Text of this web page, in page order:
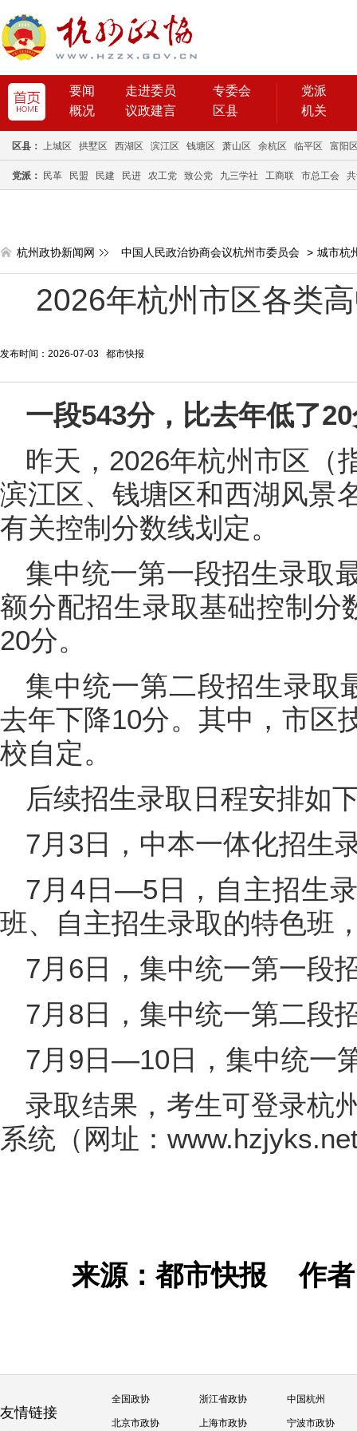
要闻 走进委员
专委会
概况
议政建言 区县
党派
机关
区县： 上城区 拱墅区 西湖区 滨江区 钱塘区 萧山区 余杭区 临平区 富阳
党派： 民革 民盟 民建 民进 农工党 致公党 九三学社 工商联 市总工会
杭州政协新闻网 中国人民政治协商会议杭州市委员会 > 城市杭
2026年杭州市区各类
发布时间：2026-07-03 都市快报
一段543分，比去年低了
昨天，2026年杭州市区（
滨江区、钱塘区和西湖风景
有关控制分数线划定。
集中统一第一段招生录取
额分配招生录取基础控制分
20分。
集中统一第二段招生录取
去年下降10分。其中，市区
校自定。
后续招生录取日程安排如
7月3日，中本一体化招生
7月4日—5日，自主招生
班、自主招生录取的特色班
7月6日，集中统一第一段
7月8日，集中统一第二段
7月9日—10日，集中统一
录取结果，考生可登录杭
系统（网址：
来源：都市快报作
友情链接
全国政协 浙江省政协 中国杭州
北京市政协 上海市政协 宁波市政协